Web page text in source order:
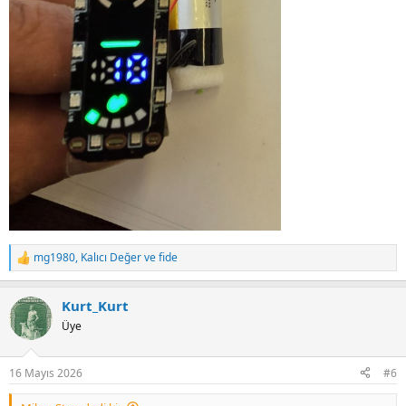
R
e
c
i
s
:
mg1980, Kalıcı Değervefide
Kurt_Kurt
Üye
16 Mayıs 2026 #6